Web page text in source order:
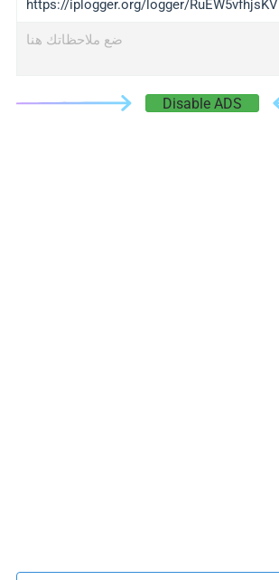
https://iplogger.org/logger/RuEW5vfhjsKV
ضع ملاحظاتك هنا
Disable ADS